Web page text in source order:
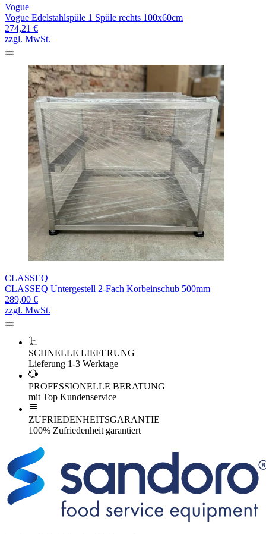
Vogue
Vogue Edelstahlspüle 1 Spüle rechts 100x60cm
274,21 €
zzgl. MwSt.
CLASSEQ
CLASSEQ Untergestell 2-Fach Korbeinschub 500mm
289,00 €
zzgl. MwSt.
SCHNELLE LIEFERUNG
Lieferung 1-3 Werktage
PROFESSIONELLE BERATUNG
mit Top Kundenservice
ZUFRIEDENHEITSGARANTIE
100% Zufriedenheit garantiert